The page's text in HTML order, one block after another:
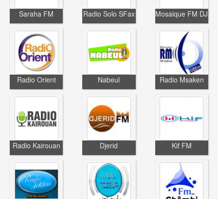
Saraha FM Radio Solo SFax Mosaique FM DJ
Radio Orient Nabeul Radio Msaken
Radio Kairouan Djerid Kif FM